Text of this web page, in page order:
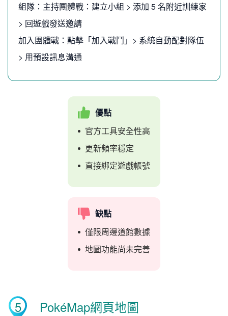
組隊：主持團體戰：建立小組 > 添加 5 名附近訓練家
> 回遊戲發送邀請
加入團體戰：點擊「加入戰鬥」> 系統自動配對隊伍
> 用預設訊息溝通
優點
官方工具安全性高
更新頻率穩定
直接綁定遊戲帳號
缺點
僅限周邊道館數據
地圖功能尚未完善
5 PokéMap網頁地圖